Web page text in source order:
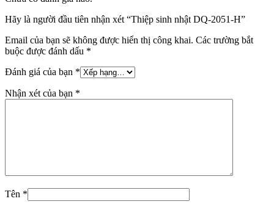
Hãy là người đầu tiên nhận xét “Thiệp sinh nhật DQ-2051-H”
Email của bạn sẽ không được hiển thị công khai. Các trường bắt
buộc được đánh dấu *
Đánh giá của bạn *
Nhận xét của bạn *
Tên *